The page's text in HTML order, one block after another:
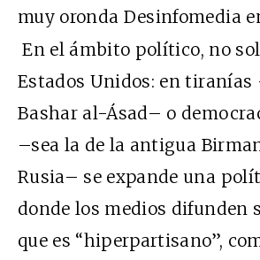
muy oronda Desinfomedia
En el ámbito político, no
Estados Unidos: en tiranías
Bashar al-Ásad– o
–sea la de la antigua
Rusia– se expande una
donde los medios difunden
que es “hiperpartisano”,